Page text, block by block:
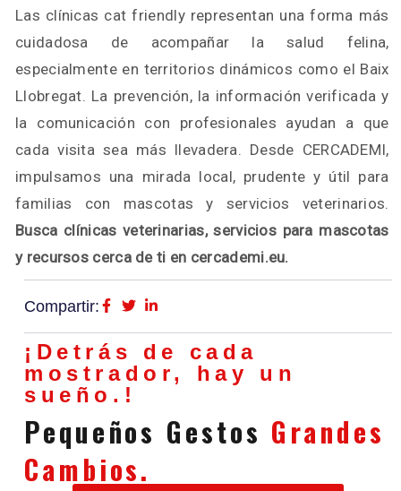
Las clínicas cat friendly representan una forma más
cuidadosa de acompañar la salud felina,
especialmente en territorios dinámicos como el Baix
Llobregat. La prevención, la información verificada y
la comunicación con profesionales ayudan a que
cada visita sea más llevadera. Desde CERCADEMI,
impulsamos una mirada local, prudente y útil para
familias con mascotas y servicios veterinarios.
Busca clínicas veterinarias, servicios para mascotas
y recursos cerca de ti en cercademi.eu.
Compartir:
¡Detrás de cada
mostrador, hay un
sueño.!
Pequeños Gestos Grandes
Cambios.